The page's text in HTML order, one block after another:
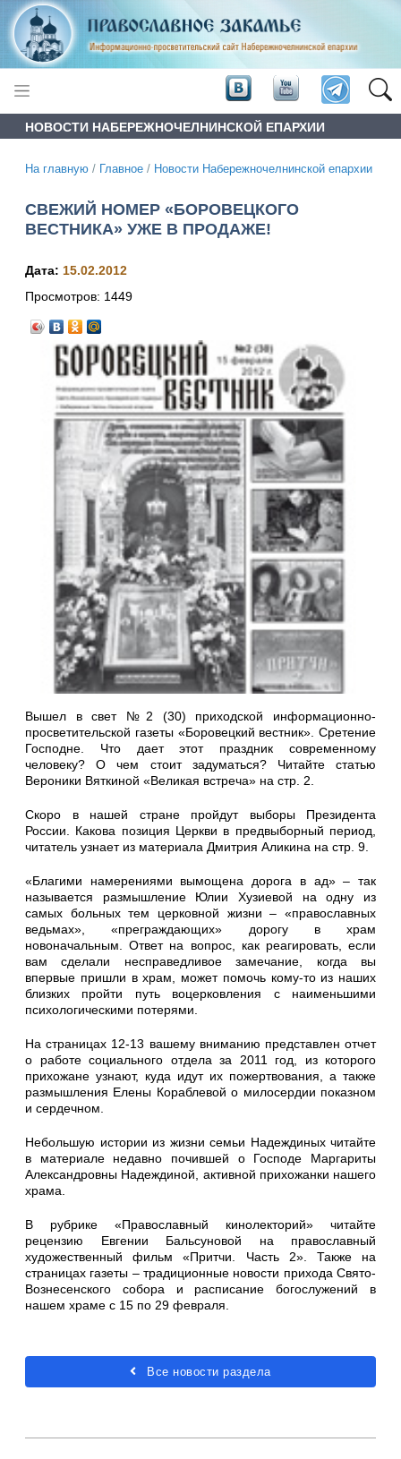
НОВОСТИ НАБЕРЕЖНОЧЕЛНИНСКОЙ ЕПАРХИИ
На главную / Главное / Новости Набережночелнинской епархии
СВЕЖИЙ НОМЕР «БОРОВЕЦКОГО
ВЕСТНИКА» УЖЕ В ПРОДАЖЕ!
Дата: 15.02.2012
Просмотров: 1449
Вышел в свет №2 (30) приходской информационно-
просветительской газеты «Боровецкий вестник». Сретение
Господне. Что дает этот праздник современному
человеку? О чем стоит задуматься? Читайте статью
Вероники Вяткиной «Великая встреча» на стр. 2.
Скоро в нашей стране пройдут выборы Президента
России. Какова позиция Церкви в предвыборный период,
читатель узнает из материала Дмитрия Аликина на стр. 9.
«Благими намерениями вымощена дорога в ад» – так
называется размышление Юлии Хузиевой на одну из
самых больных тем церковной жизни – «православных
ведьмах», «преграждающих» дорогу в храм
новоначальным. Ответ на вопрос, как реагировать, если
вам сделали несправедливое замечание, когда вы
впервые пришли в храм, может помочь кому-то из наших
близких пройти путь воцерковления с наименьшими
психологическими потерями.
На страницах 12-13 вашему вниманию представлен отчет
о работе социального отдела за 2011 год, из которого
прихожане узнают, куда идут их пожертвования, а также
размышления Елены Кораблевой о милосердии показном
и сердечном.
Небольшую истории из жизни семьи Надеждиных читайте
в материале недавно почившей о Господе Маргариты
Александровны Надеждиной, активной прихожанки нашего
храма.
В рубрике «Православный кинолекторий» читайте
рецензию Евгении Бальсуновой на православный
художественный фильм «Притчи. Часть 2». Также на
страницах газеты – традиционные новости прихода Свято-
Вознесенского собора и расписание богослужений в
нашем храме с 15 по 29 февраля.
Все новости раздела